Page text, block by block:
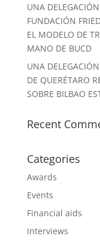
UNA
FUNDACIÓN
EL MODELO DE
MANO DE BUCD
UNA
DE QUERÉTARO
SOBRE BILBAO
Recent
Categories
Awards
Events
Financial aids
Interviews